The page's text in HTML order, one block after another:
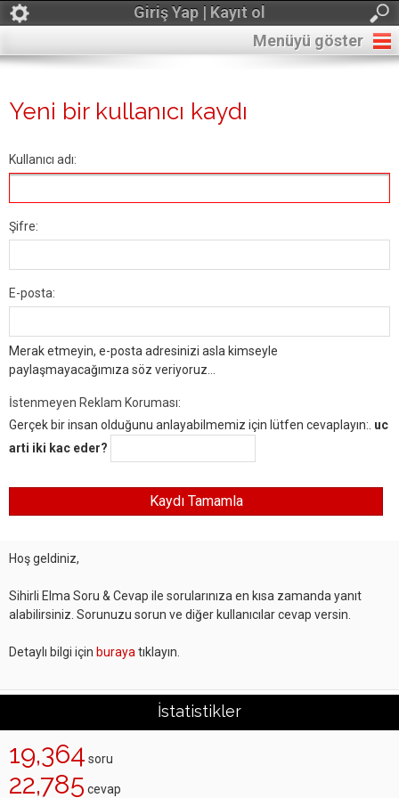
Giriş Yap | Kayıt ol
Menüyü göster
Yeni bir kullanıcı kaydı
Kullanıcı adı:
Şifre:
E-posta:
Merak etmeyin, e-posta adresinizi asla kimseyle
paylaşmayacağımıza söz veriyoruz...
İstenmeyen Reklam Koruması:
Gerçek bir insan olduğunu anlayabilmemiz için lütfen cevaplayın:. uc
arti iki kac eder?
Hoş geldiniz,
Sihirli Elma Soru & Cevap ile sorularınıza en kısa zamanda yanıt
alabilirsiniz. Sorunuzu sorun ve diğer kullanıcılar cevap versin.
Detaylı bilgi için buraya tıklayın.
İstatistikler
19,364 soru
22,785 cevap